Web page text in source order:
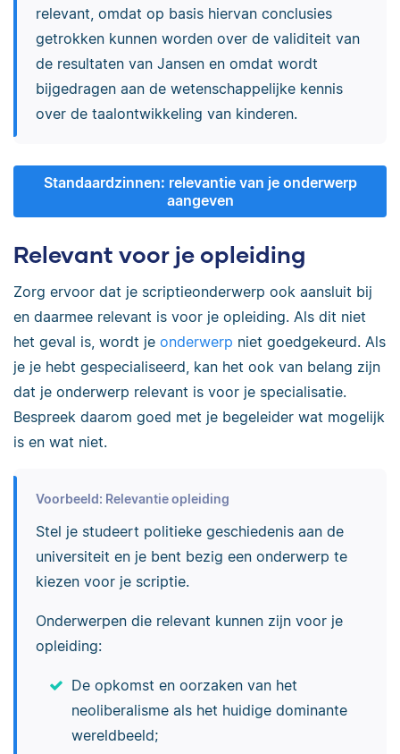
relevant, omdat op basis hiervan conclusies
getrokken kunnen worden over de validiteit van
de resultaten van Jansen en omdat wordt
bijgedragen aan de wetenschappelijke kennis
over de taalontwikkeling van kinderen.
Standaardzinnen: relevantie van je onderwerp
aangeven
Relevant voor je opleiding
Zorg ervoor dat je scriptieonderwerp ook aansluit bij
en daarmee relevant is voor je opleiding. Als dit niet
het geval is, wordt je onderwerp niet goedgekeurd. Als
je je hebt gespecialiseerd, kan het ook van belang zijn
dat je onderwerp relevant is voor je specialisatie.
Bespreek daarom goed met je begeleider wat mogelijk
is en wat niet.
Voorbeeld: Relevantie opleiding
Stel je studeert politieke geschiedenis aan de
universiteit en je bent bezig een onderwerp te
kiezen voor je scriptie.
Onderwerpen die relevant kunnen zijn voor je
opleiding:
De opkomst en oorzaken van het
neoliberalisme als het huidige dominante
wereldbeeld;